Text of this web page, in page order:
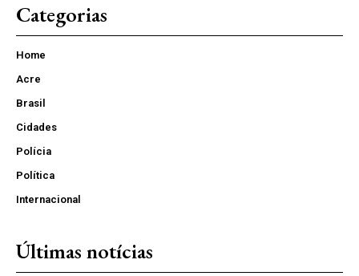
Categorias
Home
Acre
Brasil
Cidades
Polícia
Política
Internacional
Últimas notícias